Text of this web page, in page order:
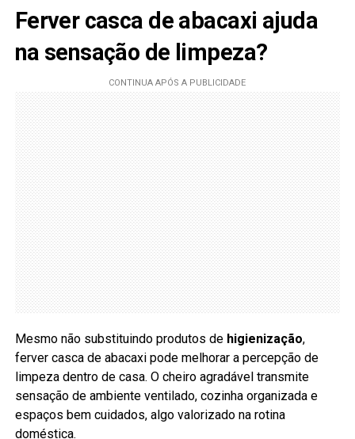
Ferver casca de abacaxi ajuda
na sensação de limpeza?
Mesmo não substituindo produtos de higienização,
ferver casca de abacaxi pode melhorar a percepção de
limpeza dentro de casa. O cheiro agradável transmite
sensação de ambiente ventilado, cozinha organizada e
espaços bem cuidados, algo valorizado na rotina
doméstica.